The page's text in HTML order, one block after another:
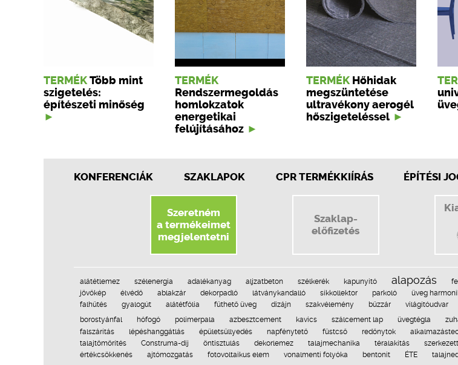
TERMÉK Több mint
szigetelés:
építészeti minőség
TERMÉK
Rendszermegoldás
homlokzatok
energetikai
felújításához
TERMÉK Hőhidak
megszüntetése
ultravékony aerogél
hőszigeteléssel
KONFERENCIÁK SZAKLAPOK CPR TERMÉKKIÍRÁS ÉPÍTÉSI
Szeretném
a termékeimet
megjelentetni
Szaklap-
előfizetés
alátétlemez szélenergia adalékanyag aljzatbeton szélkerék kapunyitó alapozás
jövőkép
élvédő ablakzár dekorpadló látványkandalló síkkollektor parkoló üveg
falhűtés
gyalogút alátétfólia fűthető üveg dizájn szakvélemény bűzzár világítóudvar
borostyánfal
hófogó polimerpala azbesztcement kavics szálcement lap üvegtégla
falszárítás
lépéshanggátlás épületsüllyedés napfénytető füstcső redőnytok
talajtömörítés
Construma-díj öntisztulás dekorlemez talajmechanika téralakítás
értékcsökkenés
ajtómozgatás fotovoltaikus elem vonalmenti folyóka bentonit ÉTE